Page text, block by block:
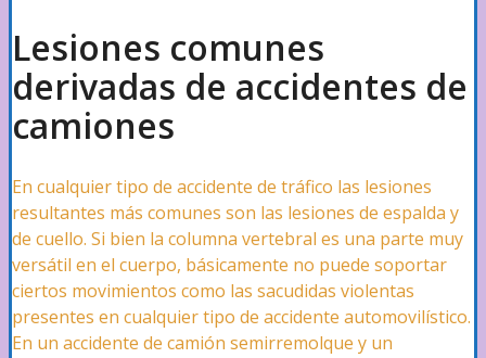
Resultados de Casos
Testimonios
Lesiones comunes
derivadas de accidentes de
camiones
En cualquier tipo de accidente de tráfico las lesiones
resultantes más comunes son las lesiones de espalda y
de cuello. Si bien la columna vertebral es una parte muy
versátil en el cuerpo, básicamente no puede soportar
ciertos movimientos como las sacudidas violentas
presentes en cualquier tipo de accidente automovilístico.
En un accidente de camión semirremolque y un